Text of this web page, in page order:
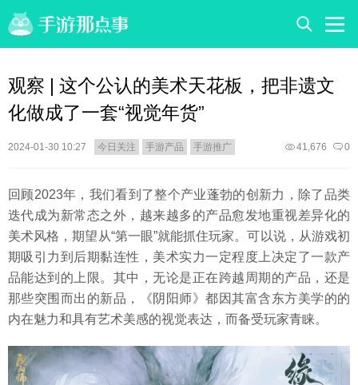
观察 | 这个公认的美术天花板，把非遗文
化做成了一套“视觉年货”
2024-01-30 10:27 今日关注 手游产品 手游推广 0
41,676
回顾2023年，我们看到了整个产业蓬勃的创新力，除了品类
迭代成为新常态之外，越来越多的产品愈发地重视差异化的
美术风格，期望从“第一眼”就能抓住玩家。可以说，从游戏初
期吸引力到后期黏连性，美术实力一定程度上决定了一款产
品能达到的上限。其中，无论是正在跨越周期的产品，还是
那些突围而出的新品，《阴阳师》都因其富含东方美学的的
内在魅力和具有艺术美感的视觉表达，而备受玩家青睐。